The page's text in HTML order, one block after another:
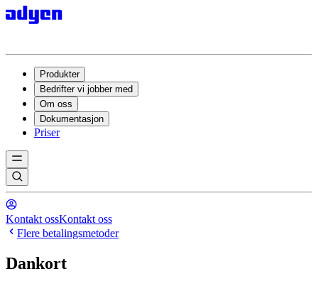
Produkter
Bedrifter vi jobber med
Om oss
Dokumentasjon
Priser
Kontakt ossKontakt oss
Flere betalingsmetoder
Dankort